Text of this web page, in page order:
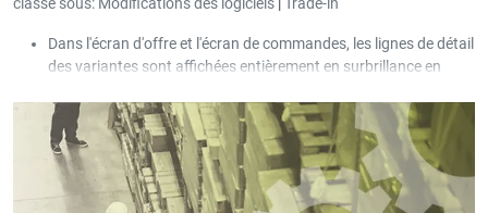
Dans l'écran d'offre et l'écran de commandes, les lignes de détail
des variantes sont affichées entièrement en surbrillance en
Lors de la création d'un nouveau client, le client modèle des
paramètres de Book-in est pris en compte.